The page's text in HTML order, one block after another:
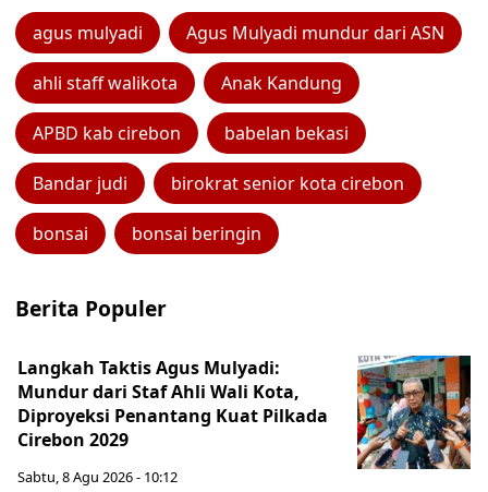
agus mulyadi Agus Mulyadi mundur dari ASN
ahli staff walikota Anak Kandung
APBD kab cirebon babelan bekasi
Bandar judi birokrat senior kota cirebon
bonsai bonsai beringin
Berita Populer
Langkah Taktis Agus Mulyadi:
Mundur dari Staf Ahli Wali Kota,
Diproyeksi Penantang Kuat Pilkada
Cirebon 2029
Sabtu, 8 Agu 2026 - 10:12